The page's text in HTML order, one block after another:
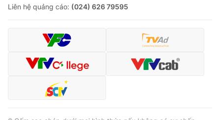
Photo Infographic
Shorts video
VTV Money VTV Thể thao
VTV Sức khoẻ
Liên hệ quảng cáo: (024) 626 79595